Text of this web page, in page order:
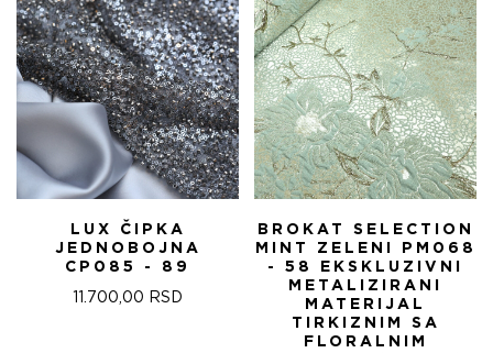
LUX ČIPKA
JEDNOBOJNA
CP085 - 89
11.700,00 RSD
BROKAT SELECTION
MINT ZELENI PM068
- 58 EKSKLUZIVNI
METALIZIRANI
MATERIJAL
TIRKIZNIM SA
FLORALNIM